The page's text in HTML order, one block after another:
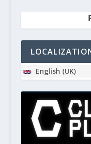
English (UK)